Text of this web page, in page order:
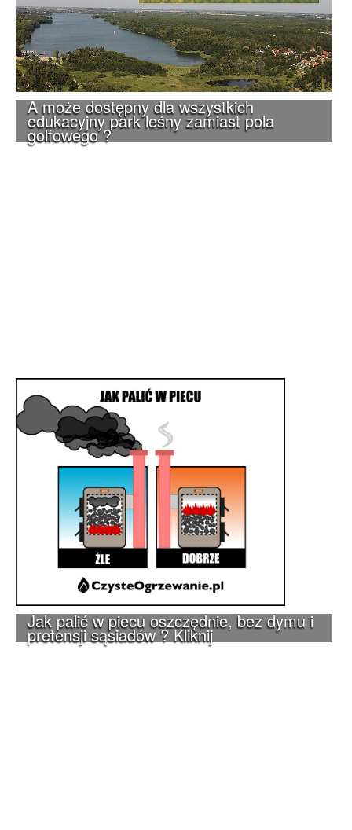
A może dostępny dla wszystkich
edukacyjny park leśny zamiast pola
golfowego ?
Jak palić w piecu oszczędnie, bez dymu i
pretensji sąsiadów ? Kliknij